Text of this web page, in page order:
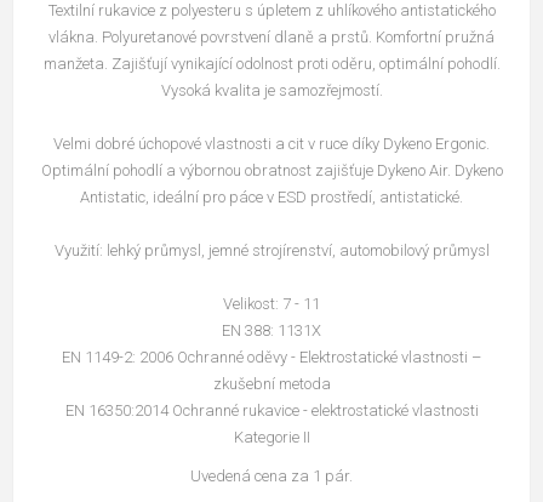
Textilní rukavice z polyesteru s úpletem z uhlíkového antistatického
vlákna. Polyuretanové povrstvení dlaně a prstů. Komfortní pružná
manžeta. Zajišťují vynikající odolnost proti oděru, optimální pohodlí.
Vysoká kvalita je samozřejmostí.
Velmi dobré úchopové vlastnosti a cit v ruce díky Dykeno Ergonic.
Optimální pohodlí a výbornou obratnost zajišťuje Dykeno Air. Dykeno
Antistatic, ideální pro páce v ESD prostředí, antistatické.
Využití: lehký průmysl, jemné strojírenství, automobilový průmysl
Velikost: 7 - 11
EN 388: 1131X
EN 1149-2: 2006 Ochranné oděvy - Elektrostatické vlastnosti –
zkušební metoda
EN 16350:2014 Ochranné rukavice - elektrostatické vlastnosti
Kategorie II
Uvedená cena za 1 pár.